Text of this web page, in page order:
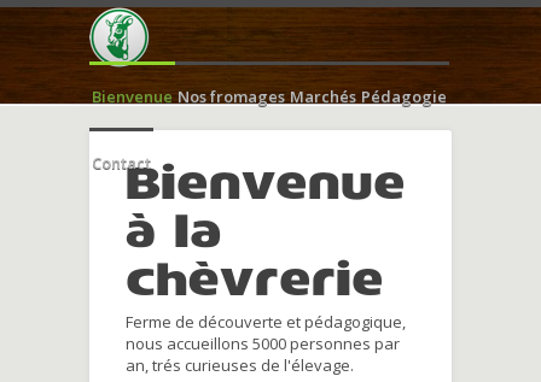
Bienvenue Nos fromages Marchés Pédagogie
ContactBienvenue
à la
chèvrerie
Ferme de découverte et pédagogique,
nous accueillons 5000 personnes par
an, trés curieuses de l'élevage.